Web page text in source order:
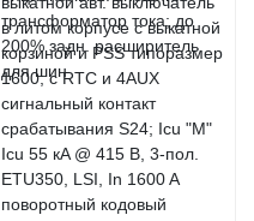
в литом корпусе с выкатной
корзиной и PSS типоразмер
1600; с RTC и 4AUX
сигнальный контакт
срабатывания S24; Icu "M"
Icu 55 кA @ 415 В, 3-пол.
ETU350, LSI, In 1600 A
поворотный кодовый